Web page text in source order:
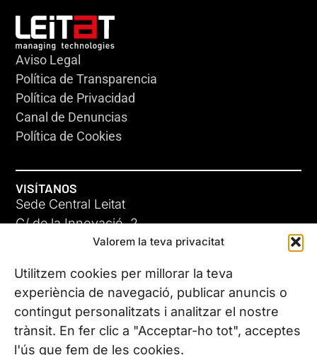
Valorem la teva privacitat
Utilitzem cookies per millorar la teva
experiència de navegació, publicar anuncis o
contingut personalitzats i analitzar el nostre
trànsit. En fer clic a "Acceptar-ho tot", acceptes
l'ús que fem de les cookies.
Aviso Legal
Política de Transparencia
Política de Privacidad
Canal de Denuncias
Política de Cookies
VISÍTANOS
Sede Central Leitat
C/ de la Innovació, 2
08225 Terrassa, (Barcelona)
Conoce todas nuestras sedes
CONTÁCTANOS
Tel. (+34) 937 882 300